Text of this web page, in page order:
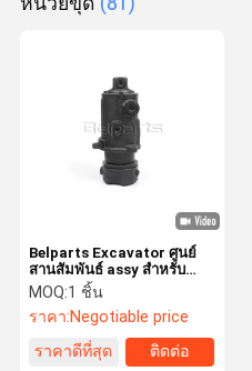
Belparts Excavator ศูนย์
สานสัมพันธ์ assy สําหรับ
Kobelco SK210LC-8
YN55V00053F1
MOQ:1 ชิ้น
ราคา:Negotiable price
ราคาดีที่สุด
ติดต่อ